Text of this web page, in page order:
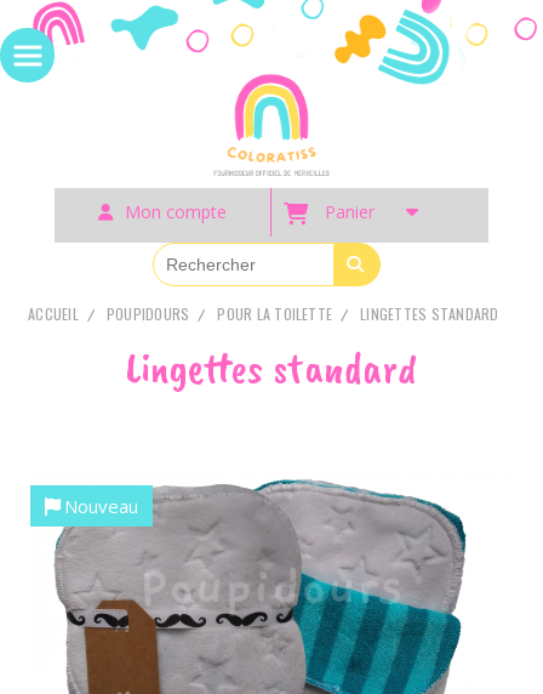
Mon compte Panier
ACCUEIL POUPIDOURS POUR LA TOILETTE LINGETTES STANDARD
Lingettes standard
Nouveau
Panneau de gestion des cookies